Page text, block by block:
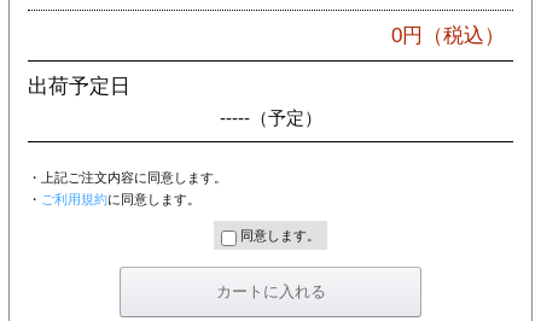
0円（税込）
出荷予定日
-----（予定）
・上記ご注文内容に同意します。
・ ご利用規約に同意します。
同意します。